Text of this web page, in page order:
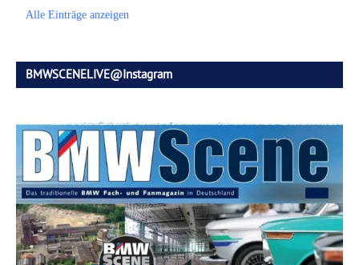
Alle Einträge anzeigen
BMWSCENELIVE@Instagram